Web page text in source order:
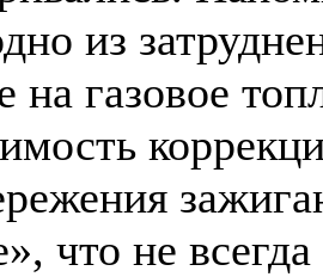
из
на газовое
что не